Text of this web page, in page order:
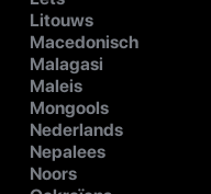
Litouws
Macedonisch
Malagasi
Maleis
Mongools
Nederlands
Nepalees
Noors